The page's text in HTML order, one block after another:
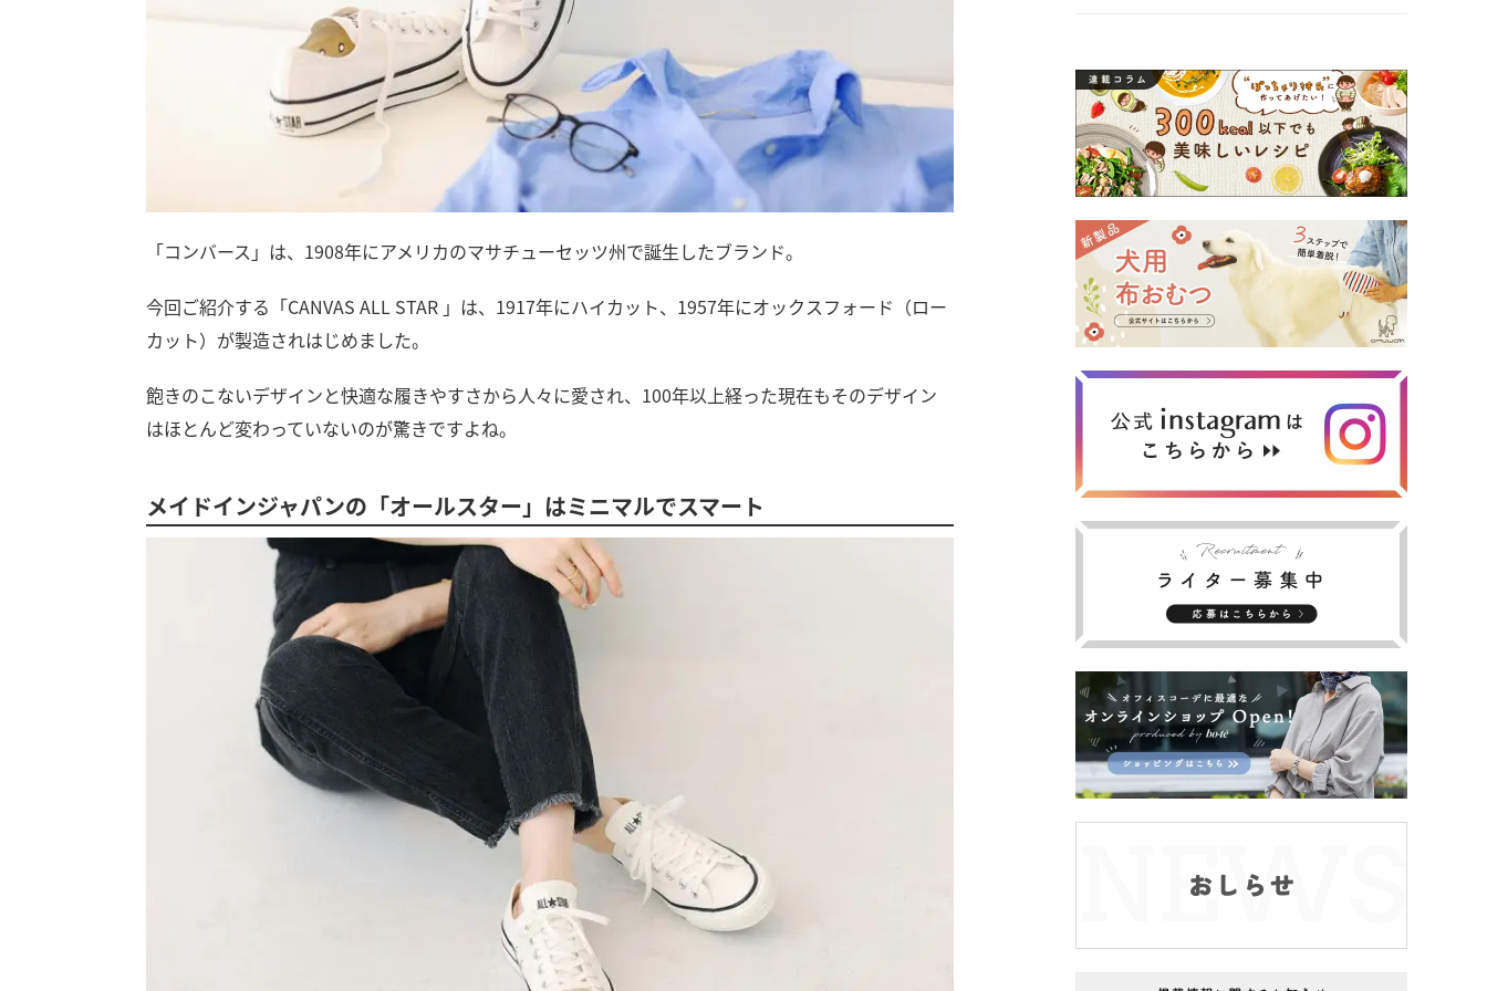
「コンバース」は、1908年にアメリカのマサチューセッツ州で誕生したブランド。
今回ご紹介する「CANVAS ALL STAR 」は、1917年にハイカット、1957年にオックスフォード（ロー
カット）が製造されはじめました。
飽きのこないデザインと快適な履きやすさから人々に愛され、100年以上経った現在もそのデザイン
はほとんど変わっていないのが驚きですよね。
メイドインジャパンの「オールスター」はミニマルでスマート